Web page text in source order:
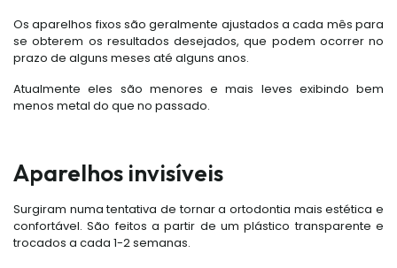
Os aparelhos fixos são geralmente ajustados a cada mês para
se obterem os resultados desejados, que podem ocorrer no
prazo de alguns meses até alguns anos.
Atualmente eles são menores e mais leves exibindo bem
menos metal do que no passado.
Aparelhos invisíveis
Surgiram numa tentativa de tornar a ortodontia mais estética e
confortável. São feitos a partir de um plástico transparente e
trocados a cada 1-2 semanas.